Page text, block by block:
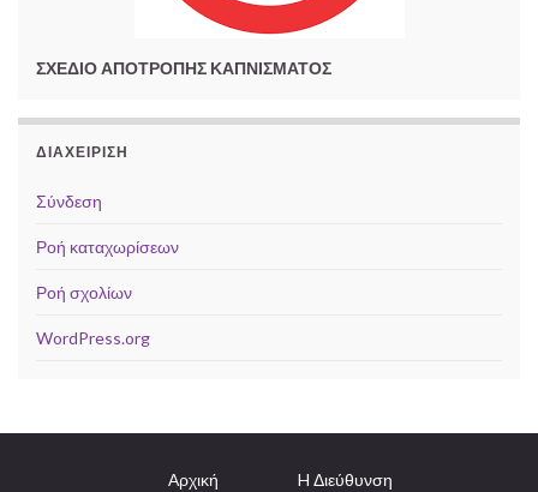
ΣΧΕΔΙΟ ΑΠΟΤΡΟΠΗΣ ΚΑΠΝΙΣΜΑΤΟΣ
ΔΙΑΧΕΊΡΙΣΗ
Σύνδεση
Ροή καταχωρίσεων
Ροή σχολίων
WordPress.org
Αρχική H Διεύθυνση